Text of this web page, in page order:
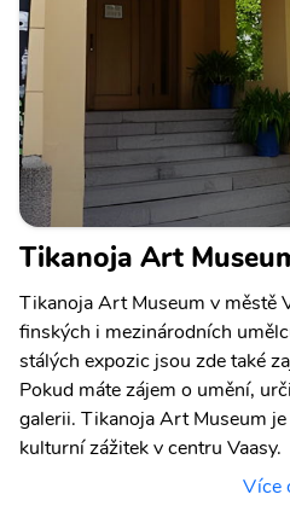
Tikanoja Art
Tikanoja Art Museum v městě
finských i mezinárodních
stálých expozic jsou zde také
Pokud máte zájem o umění,
galerii. Tikanoja Art Museum
kulturní zážitek v centru Vaasy.
Více